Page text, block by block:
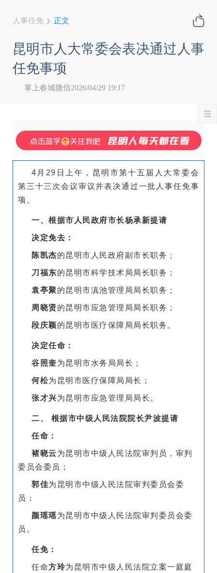
人事任免 正文
昆明市人大常委会表决通过人事
任免事项
掌上春城微信2026/04/29 19:17
4月29日上午，昆明市第十五届人大常委会
第三十三次会议审议并表决通过一批人事任免事
项。
一、根据市人民政府市长杨承新提请
决定免去：
陈凯杰的昆明市人民政府副市长职务；
刀福东的昆明市科学技术局局长职务；
袁亭聚的昆明市滇池管理局局长职务；
周晓贤的昆明市应急管理局局长职务；
段庆颖的昆明市医疗保障局局长职务。
决定任命：
谷照奎为昆明市水务局局长；
何松为昆明市医疗保障局局长；
张才兴为昆明市应急管理局局长。
二、 根据市中级人民法院院长尹波提请
任命：
褚晓云为昆明市中级人民法院审判员，审判
委员会委员；
郭佳为昆明市中级人民法院审判委员会委
员；
颜瑶瑶为昆明市中级人民法院审判委员会委
员。
任免：
任命方玲为昆明市中级人民法院立案一庭庭